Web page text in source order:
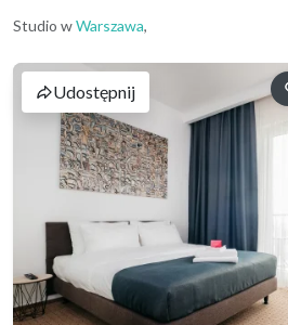
Studio wWarszawa,
Udostępnij